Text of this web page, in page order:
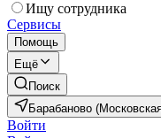
Ищу сотрудника
Сервисы
Помощь
Ещё
Поиск
Барабаново
Войти